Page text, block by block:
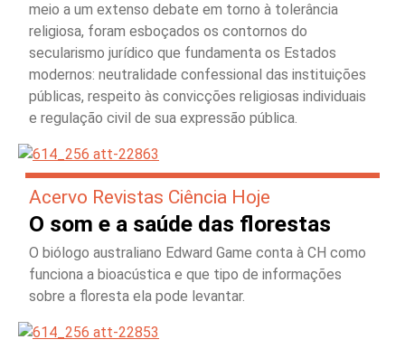
meio a um extenso debate em torno à tolerância
religiosa, foram esboçados os contornos do
secularismo jurídico que fundamenta os Estados
modernos: neutralidade confessional das instituições
públicas, respeito às convicções religiosas individuais
e regulação civil de sua expressão pública.
Acervo Revistas Ciência Hoje
O som e a saúde das florestas
O biólogo australiano Edward Game conta à CH como
funciona a bioacústica e que tipo de informações
sobre a floresta ela pode levantar.